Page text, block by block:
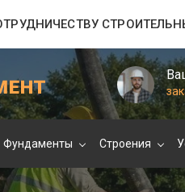
Фундаменты Строения